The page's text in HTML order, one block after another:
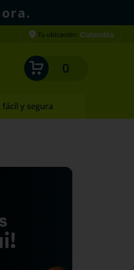
Tu ubicación: Colombia
0
y segura